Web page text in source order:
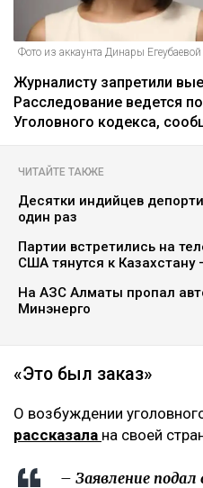
Фото из аккаунта Динары Егеубаевой
Журналисту запретили
Расследование ведется
Уголовного кодекса,
ЧИТАЙТЕ ТАКЖЕ
Десятки индийцев
один раз
Партии встретились на
США тянутся к Казахстану
На АЗС Алматы пропал
Минэнерго
«Это был заказ»
О возбуждении
рассказала на своей
– Заявление подал